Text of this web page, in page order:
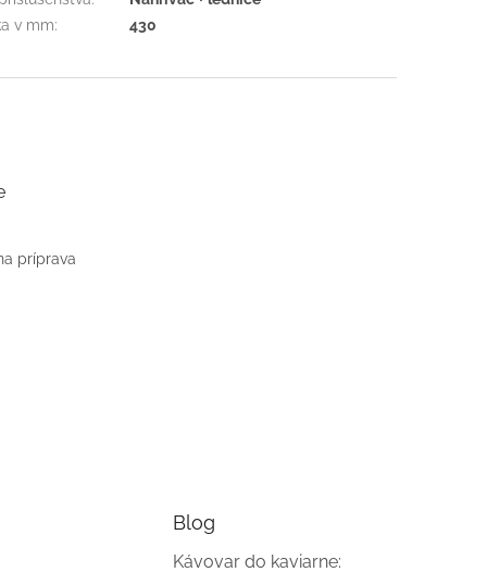
v mm: 430
príprava
Blog
Kávovar do kaviarne: